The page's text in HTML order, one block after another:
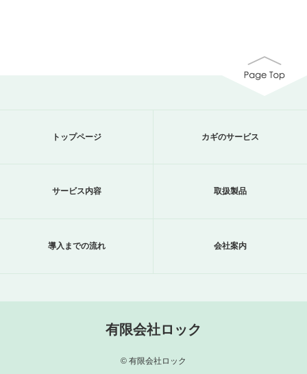
トップページ カギのサービス
サービス内容 取扱製品
導入までの流れ 会社案内
有限会社ロック
© 有限会社ロック